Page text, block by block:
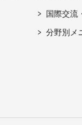
国際交流
分野別メ